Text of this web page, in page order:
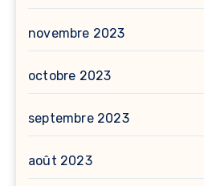
novembre 2023
octobre 2023
septembre 2023
août 2023